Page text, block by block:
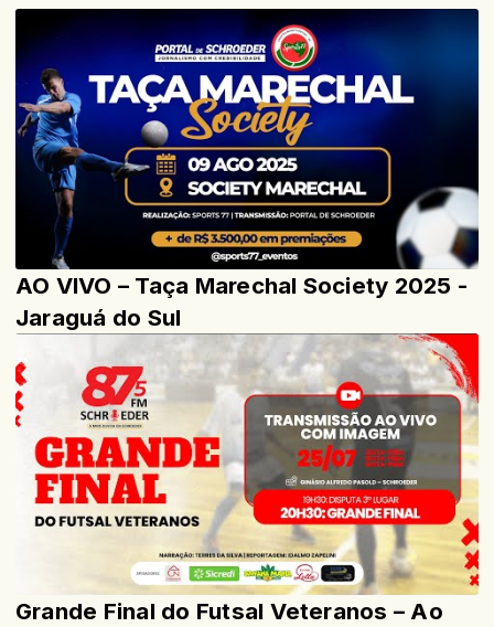
AO VIVO – Taça Marechal Society 2025 -
Jaraguá do Sul
Grande Final do Futsal Veteranos – Ao